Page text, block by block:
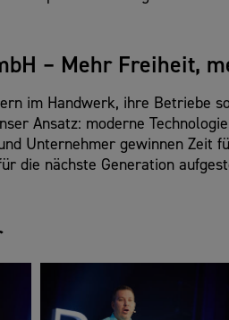
– Mehr Freiheit,
im Handwerk, ihre Betriebe
Ansatz: moderne
Unternehmer gewinnen Zeit
die nächste Generation